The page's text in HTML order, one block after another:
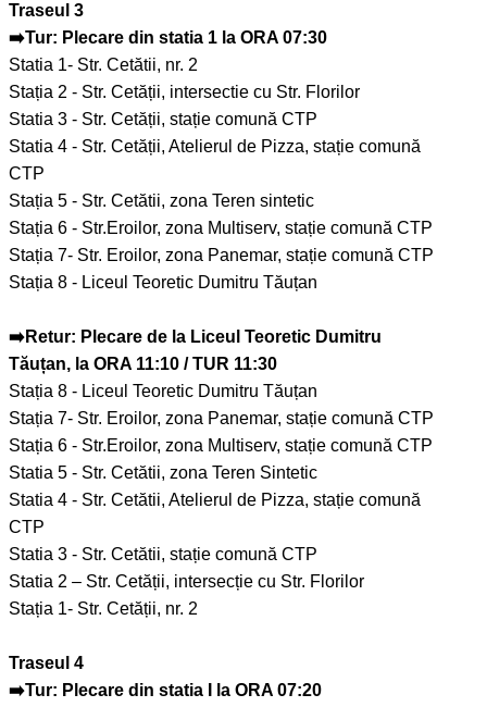
Traseul 3
➡️Tur: Plecare din statia 1 la ORA 07:30
Statia 1- Str. Cetătii, nr. 2
Stația 2 - Str. Cetății, intersectie cu Str. Florilor
Statia 3 - Str. Cetății, stație comună CTP
Statia 4 - Str. Cetății, Atelierul de Pizza, stație comună
CTP
Stația 5 - Str. Cetătii, zona Teren sintetic
Stația 6 - Str.Eroilor, zona Multiserv, stație comună CTP
Stația 7- Str. Eroilor, zona Panemar, stație comună CTP
Stația 8 - Liceul Teoretic Dumitru Tăuțan
➡️Retur: Plecare de la Liceul Teoretic Dumitru
Tăuțan, la ORA 11:10 / TUR 11:30
Stația 8 - Liceul Teoretic Dumitru Tăuțan
Stația 7- Str. Eroilor, zona Panemar, stație comună CTP
Stația 6 - Str.Eroilor, zona Multiserv, stație comună CTP
Statia 5 - Str. Cetătii, zona Teren Sintetic
Statia 4 - Str. Cetătii, Atelierul de Pizza, stație comună
CTP
Statia 3 - Str. Cetătii, stație comună CTP
Statia 2 – Str. Cetății, intersecție cu Str. Florilor
Stația 1- Str. Cetății, nr. 2
Traseul 4
➡️Tur: Plecare din statia I la ORA 07:20